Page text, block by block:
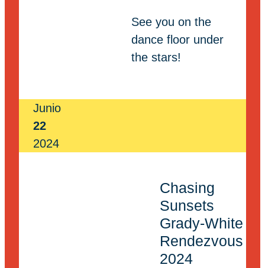
See you on the
dance floor under
the stars!
Junio
22
2024
Chasing
Sunsets
Grady-White
Rendezvous
2024